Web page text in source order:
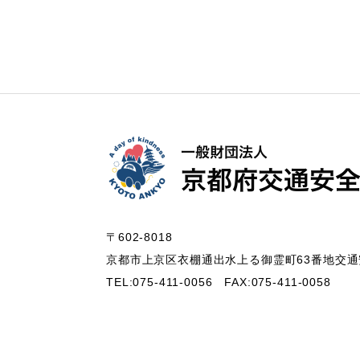
〒602-8018
京都市上京区衣棚通出水上る御霊町63番地交
TEL:075-411-0056 FAX:075-411-0058